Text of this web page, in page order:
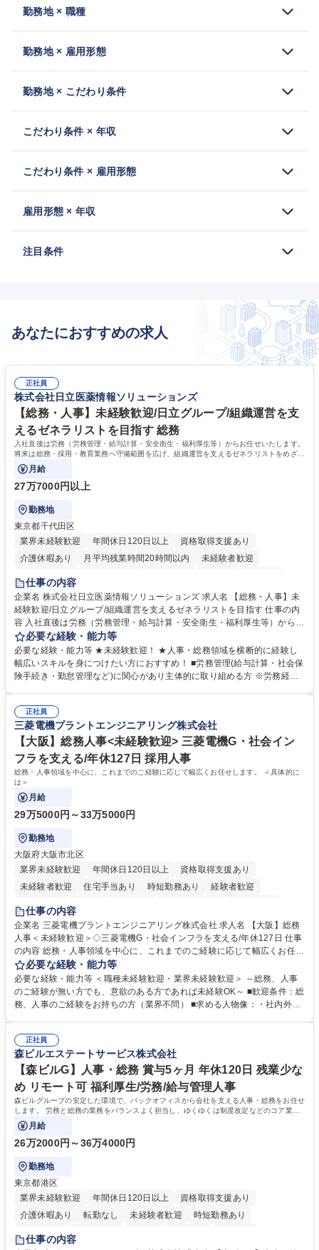
勤務地 × 職種
勤務地 × 雇用形態
勤務地 × こだわり条件
こだわり条件 × 年収
こだわり条件 × 雇用形態
雇用形態 × 年収
注目条件
あなたにおすすめの求人
正社員
株式会社日立医薬情報ソリューションズ
【総務・人事】未経験歓迎/日立グループ/組織運営を支
えるゼネラリストを目指す 総務
入社直後は労務（労務管理・給与計算・安全衛生・福利厚生等）からお任せいたします。
将来は総務・採用・教育業務へ守備範囲を広げ、組織運営を支えるゼネラリストをめざせ
ます。
月給
27万7000円以上
勤務地
東京都千代田区
業界未経験歓迎
年間休日120日以上
資格取得支援あり
介護休暇あり
月平均残業時間20時間以内
未経験者歓迎
住宅手当あり
育休あり
完全週休2日制 交通費支給 土日祝休み 寮・社宅あり
仕事の内容
企業名 株式会社日立医薬情報ソリューションズ 求人名 【総務・人事】未
経験歓迎/日立グループ/組織運営を支えるゼネラリストを目指す 仕事の内
容 入社直後は労務（労務管理・給与計算・安全衛生・福利厚生等）からお
任せいたします。将来は総務・採用・教育業務へ守備範囲を広げ、組織運
営を支えるゼネラリストをめざせます。 ・初期業務：労働時間管理、給与
計算、社会保険対応、福利厚生管理、安全衛生、健康経営推進等をお任せ
します。ご経験に応じて、休職者管理など、幅広く経験を積んでいただき
幅広く経験を積みたい意欲がある方に最適な環境です。 募集職種 【総
務・人事】未経験歓迎/日立グループ/組織運営を支えるゼネラリストを目
指す
必要な経験・能力等
必要な経験・能力等 ★未経験歓迎！ ★人事・総務領域を横断的に経験し
幅広いスキルを身につけたい方におすすめ！ ■労務管理(給与計算・社会保
険手続き・勤怠管理など)に関心があり主体的に取り組める方 ※労務経験
のご経験 ■労務管理（給与計算・社会保険手続き・勤怠管理など）の経験
■衛生管理者の資格をお持ちの方 学歴・資格 学歴：大学院 大学 高専 短大
専修学校 高校 語学力： 資格：
正社員
三菱電機プラントエンジニアリング株式会社
【大阪】総務人事<未経験歓迎> 三菱電機G・社会イン
フラを支える/年休127日 採用人事
総務・人事領域を中心に、これまでのご経験に応じて幅広くお任せします。 ＜具体的に
は＞
月給
29万5000円～33万5000円
勤務地
大阪府大阪市北区
業界未経験歓迎
年間休日120日以上
資格取得支援あり
未経験者歓迎
住宅手当あり 時短勤務あり
経験者歓迎
退職金あり
駅近5分以内
土日祝休み 服装自由 寮・社宅あり 食事補助あり
仕事の内容
企業名 三菱電機プラントエンジニアリング株式会社 求人名 【大阪】総務
人事＜未経験歓迎＞◇三菱電機G・社会インフラを支える/年休127日 仕事
の内容 総務・人事領域を中心に、これまでのご経験に応じて幅広くお任せ
します。 ＜具体的には＞ ・総務/人事労務（給与・社保・勤怠管理など）
・採用・教育研修 ・福利厚生運用 など ※基本的には事務所勤務ですが、
採用や教育等の業務内容により、関西圏以外への日帰り・宿泊を伴う国内
出張もございます。 ※担当業務を持ちつつ、お互いに助け合いながら、総
必要な経験・能力等
必要な経験・能力等 ＜職種未経験歓迎・業界未経験歓迎＞ ～総務、人事
のご経験が無い方でも、意欲のある方であれば未経験OK～ ■歓迎条件：総
務、人事のご経験をお持ちの方（業界不問） ■求める人物像：・社内外の
正社員
森ビルエステートサービス株式会社
【森ビルG】人事・総務 賞与5ヶ月 年休120日 残業少な
め リモート可 福利厚生/労務/給与管理人事
森ビルグループの安定した環境で、バックオフィスから会社を支える人事・総務をお任せ
します。 労務と総務の業務をバランスよく担当し、ゆくゆくは制度改定などのコア業務
にも挑戦できる、やりがいある環境です。
月給
26万2000円～36万4000円
勤務地
東京都港区
業界未経験歓迎
年間休日120日以上
資格取得支援あり
介護休暇あり
転勤なし 未経験者歓迎
時短勤務あり
経験者歓迎
仕事の内容